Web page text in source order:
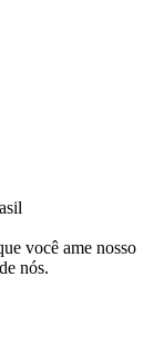
você ame nosso
nós.